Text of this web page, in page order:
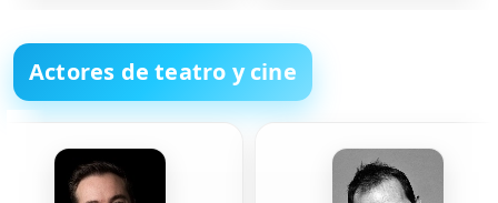
Actores de teatro y cine